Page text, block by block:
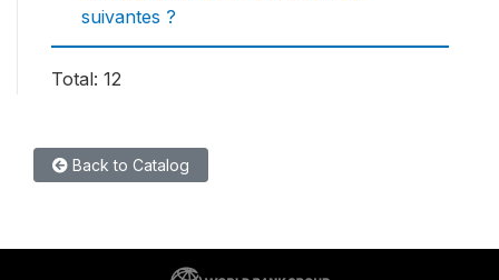
suivantes ?
Total: 12
Back to Catalog